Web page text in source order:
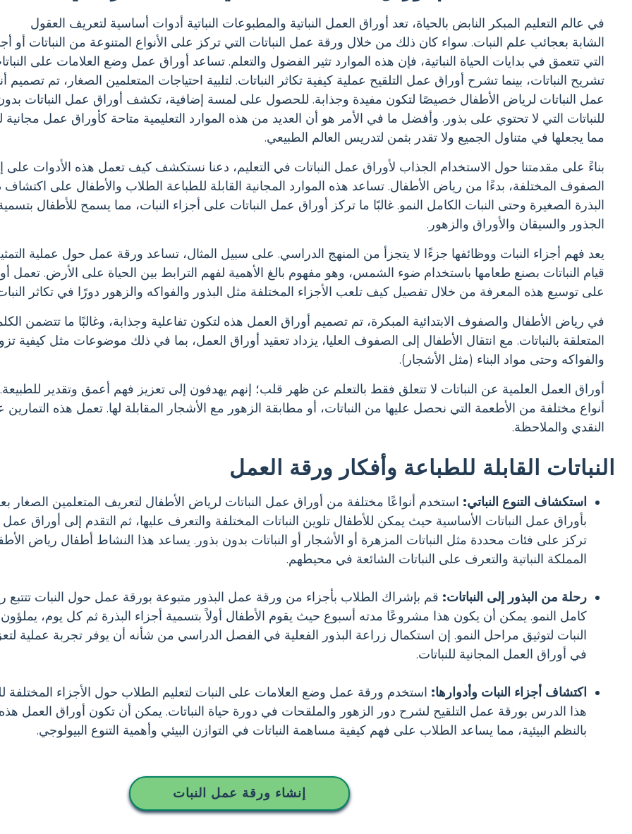
في عالم التعليم المبكر النابض بالحياة، تعد أوراق العمل النباتية والمطبوعات النباتية أدوات أساسية لتعريف العقول
الشابة بعجائب علم النبات. سواء كان ذلك من خلال ورقة عمل النباتات التي تركز على الأنواع المتنوعة من النباتات أو
التي تتعمق في بدايات الحياة النباتية، فإن هذه الموارد تثير الفضول والتعلم. تساعد أوراق عمل وضع العلامات على
تشريح النباتات، بينما تشرح أوراق عمل التلقيح عملية كيفية تكاثر النباتات. لتلبية احتياجات المتعلمين الصغار، تم
عمل النباتات لرياض الأطفال خصيصًا لتكون مفيدة وجذابة. للحصول على لمسة إضافية، تكشف أوراق عمل النباتات بدون
للنباتات التي لا تحتوي على بذور. وأفضل ما في الأمر هو أن العديد من هذه الموارد التعليمية متاحة كأوراق عمل مجانية
مما يجعلها في متناول الجميع ولا تقدر بثمن لتدريس العالم الطبيعي.
بناءً على مقدمتنا حول الاستخدام الجذاب لأوراق عمل النباتات في التعليم، دعنا نستكشف كيف تعمل هذه الأدوات على
الصفوف المختلفة، بدءًا من رياض الأطفال. تساعد هذه الموارد المجانية القابلة للطباعة الطلاب والأطفال على اكتشاف
البذرة الصغيرة وحتى النبات الكامل النمو. غالبًا ما تركز أوراق عمل النباتات على أجزاء النبات، مما يسمح للأطفال
الجذور والسيقان والأوراق والزهور.
يعد فهم أجزاء النبات ووظائفها جزءًا لا يتجزأ من المنهج الدراسي. على سبيل المثال، تساعد ورقة عمل حول عملية
قيام النباتات بصنع طعامها باستخدام ضوء الشمس، وهو مفهوم بالغ الأهمية لفهم الترابط بين الحياة على الأرض. تعمل
على توسيع هذه المعرفة من خلال تفصيل كيف تلعب الأجزاء المختلفة مثل البذور والفواكه والزهور دورًا في تكاثر
في رياض الأطفال والصفوف الابتدائية المبكرة، تم تصميم أوراق العمل هذه لتكون تفاعلية وجذابة، وغالبًا ما تتضمن
المتعلقة بالنباتات. مع انتقال الأطفال إلى الصفوف العليا، يزداد تعقيد أوراق العمل، بما في ذلك موضوعات مثل كيفية
والفواكه وحتى مواد البناء (مثل الأشجار).
أوراق العمل العلمية عن النباتات لا تتعلق فقط بالتعلم عن ظهر قلب؛ إنهم يهدفون إلى تعزيز فهم أعمق وتقدير
أنواع مختلفة من الأطعمة التي نحصل عليها من النباتات، أو مطابقة الزهور مع الأشجار المقابلة لها. تعمل هذه التمارين
النقدي والملاحظة.
النباتات القابلة للطباعة وأفكار ورقة العمل
استكشاف التنوع النباتي: استخدم أنواعًا مختلفة من أوراق عمل النباتات لرياض الأطفال لتعريف المتعلمين الصغار
بأوراق عمل النباتات الأساسية حيث يمكن للأطفال تلوين النباتات المختلفة والتعرف عليها، ثم التقدم إلى أوراق عمل
تركز على فئات محددة مثل النباتات المزهرة أو الأشجار أو النباتات بدون بذور. يساعد هذا النشاط أطفال رياض
المملكة النباتية والتعرف على النباتات الشائعة في محيطهم.
رحلة من البذور إلى النباتات: قم بإشراك الطلاب بأجزاء من ورقة عمل البذور متبوعة بورقة عمل حول النبات تتتبع
كامل النمو. يمكن أن يكون هذا مشروعًا مدته أسبوع حيث يقوم الأطفال أولاً بتسمية أجزاء البذرة ثم كل يوم،
النبات لتوثيق مراحل النمو. إن استكمال زراعة البذور الفعلية في الفصل الدراسي من شأنه أن يوفر تجربة عملية
في أوراق العمل المجانية للنباتات.
اكتشاف أجزاء النبات وأدوارها: استخدم ورقة عمل وضع العلامات على النبات لتعليم الطلاب حول الأجزاء المختلفة
هذا الدرس بورقة عمل التلقيح لشرح دور الزهور والملقحات في دورة حياة النباتات. يمكن أن تكون أوراق العمل
بالنظم البيئية، مما يساعد الطلاب على فهم كيفية مساهمة النباتات في التوازن البيئي وأهمية التنوع البيولوجي.
إنشاء ورقة عمل النبات